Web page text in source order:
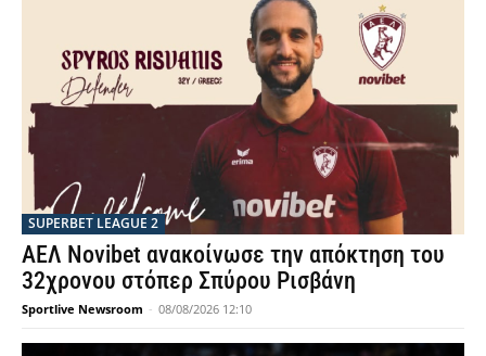
SUPERBET LEAGUE 2
ΑΕΛ Novibet ανακοίνωσε την απόκτηση του
32χρονου στόπερ Σπύρου Ρισβάνη
Sportlive Newsroom - 08/08/2026 12:10